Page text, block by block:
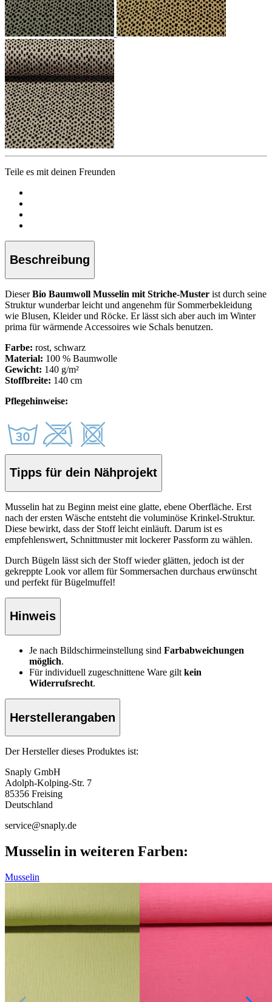
Teile es mit deinen Freunden
Beschreibung
DieserBio Baumwoll Musselin mit Striche-Muster ist durch seine
Struktur wunderbar leicht und angenehm für Sommerbekleidung
wie Blusen, Kleider und Röcke. Er lässt sich aber auch im Winter
prima für wärmende Accessoires wie Schals benutzen.
Farbe: rost, schwarz
Material: 100 % Baumwolle
Gewicht: 140 g/m²
Stoffbreite: 140 cm
Pflegehinweise:
Tipps für dein Nähprojekt
Musselin hat zu Beginn meist eine glatte, ebene Oberfläche. Erst
nach der ersten Wäsche entsteht die voluminöse Krinkel-Struktur.
Diese bewirkt, dass der Stoff leicht einläuft. Darum ist es
empfehlenswert, Schnittmuster mit lockerer Passform zu wählen.
Durch Bügeln lässt sich der Stoff wieder glätten, jedoch ist der
gekreppte Look vor allem für Sommersachen durchaus erwünscht
und perfekt für Bügelmuffel!
Hinweis
Je nach Bildschirmeinstellung sind Farbabweichungen
möglich.
Für individuell zugeschnittene Ware gilt kein
Widerrufsrecht.
Herstellerangaben
Der Hersteller dieses Produktes ist:
Snaply GmbH
Adolph-Kolping-Str. 7
85356 Freising
Deutschland
service@snaply.de
Musselin in weiteren Farben:
Musselin